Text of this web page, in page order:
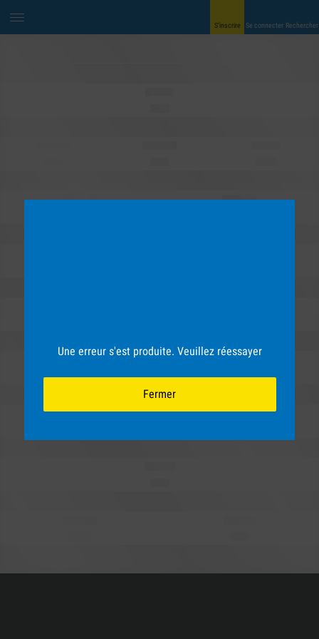
S’inscrire Se connecter Rechercher
Une erreur s'est produite. Veuillez réessayer
Fermer